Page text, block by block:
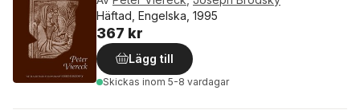
Häftad, Engelska, 1995
367 kr
Lägg till
Skickas inom 5-8 vardagar